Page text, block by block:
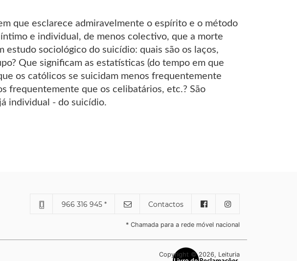
que esclarece admiravelmente o espírito e o método
e individual, de menos colectivo, que a morte
sociológico do suicídio: quais são os laços,
Que significam as estatísticas (do tempo em que
os católicos se suicidam menos frequentemente
frequentemente que os celibatários, etc.? São
individual - do suicídio.
966 316 945 * Contactos
* Chamada para a rede móvel nacional
Copyright © 2026, Leituria